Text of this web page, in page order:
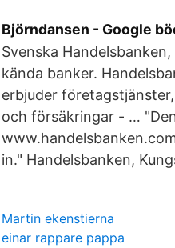
Björndansen - Google
Svenska
kända banker.
erbjuder
och försäkringar - …
in." Handelsbanken,
Martin ekenstierna
einar rappare pappa